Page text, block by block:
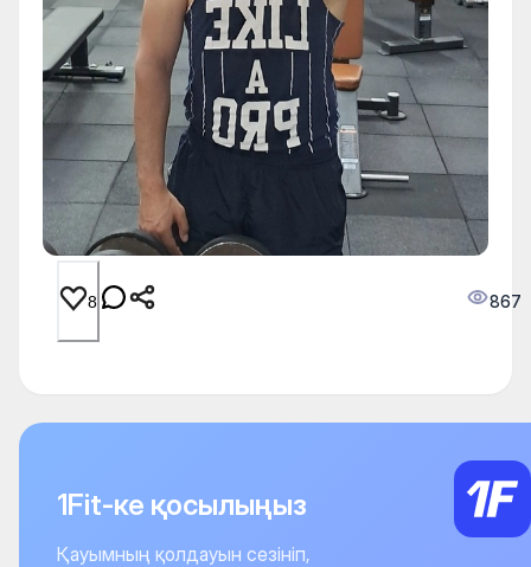
8 867
1Fit-ке қосылыңыз
Қауымның қолдауын сезініп,